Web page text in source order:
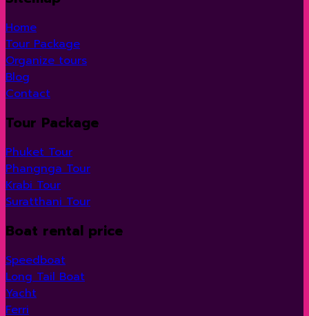
Home
Tour Package
Organize tours
Blog
Contact
Tour Package
Phuket Tour
Phangnga Tour
Krabi Tour
Suratthani Tour
Boat rental price
Speedboat
Long Tail Boat
Yacht
Ferri